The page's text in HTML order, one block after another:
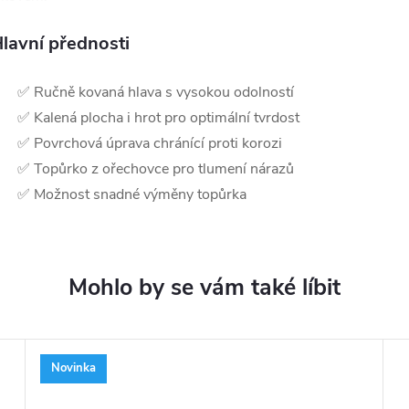
přednosti
✅ Ručně kovaná hlava s vysokou odolností
✅ Kalená plocha i hrot pro optimální tvrdost
✅ Povrchová úprava chránící proti korozi
✅ Topůrko z ořechovce pro tlumení nárazů
✅ Možnost snadné výměny topůrka
Novinka